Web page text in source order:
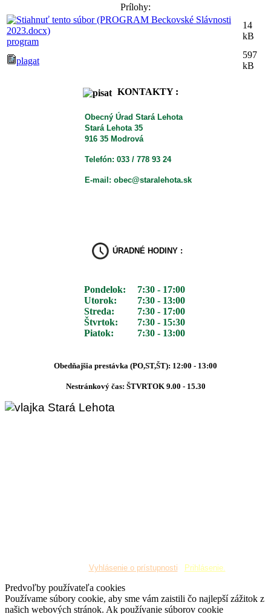
Prílohy:
program
14
kB
plagat
597
kB
KONTAKTY :
Obecný Úrad Stará Lehota
Stará Lehota 35
916 35 Modrová
Telefón: 033 / 778 93 24
E-mail: obec@staralehota.sk
ÚRADNÉ HODINY :
Pondelok:
Utorok:
Streda:
Štvrtok:
Piatok:
7:30 - 17:00
7:30 - 13:00
7:30 - 17:00
7:30 - 15:30
7:30 - 13:00
Obedňajšia prestávka (PO,ST,ŠT): 12:00 - 13:00
Nestránkový čas: ŠTVRTOK 9.00 - 15.30
Vyhlásenie o prístupnosti Prihlásenie.
Predvoľby používateľa cookies
Používame súbory cookie, aby sme vám zaistili čo najlepší zážitok z
našich webových stránok. Ak používanie súborov cookie